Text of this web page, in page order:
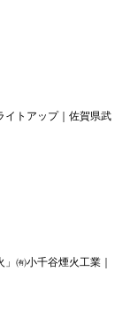
イトアップ｜佐賀県武
㈲小千谷煙火工業｜